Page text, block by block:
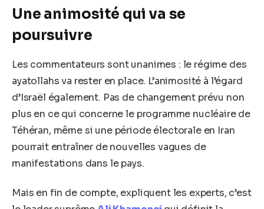
Une animosité qui va se
poursuivre
Les commentateurs sont unanimes : le régime des
ayatollahs va rester en place. L’animosité à l’égard
d’Israël également. Pas de changement prévu non
plus en ce qui concerne le programme nucléaire de
Téhéran, même si une période électorale en Iran
pourrait entraîner de nouvelles vagues de
manifestations dans le pays.
Mais en fin de compte, expliquent les experts, c’est